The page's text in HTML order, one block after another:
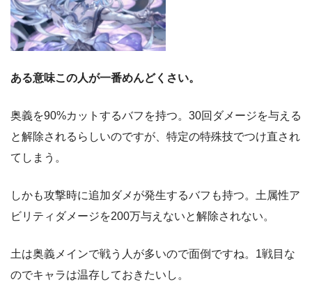
ある意味この人が一番めんどくさい。
奥義を90%カットするバフを持つ。30回ダメージを与える
と解除されるらしいのですが、特定の特殊技でつけ直され
てしまう。
しかも攻撃時に追加ダメが発生するバフも持つ。土属性ア
ビリティダメージを200万与えないと解除されない。
土は奥義メインで戦う人が多いので面倒ですね。1戦目な
のでキャラは温存しておきたいし。